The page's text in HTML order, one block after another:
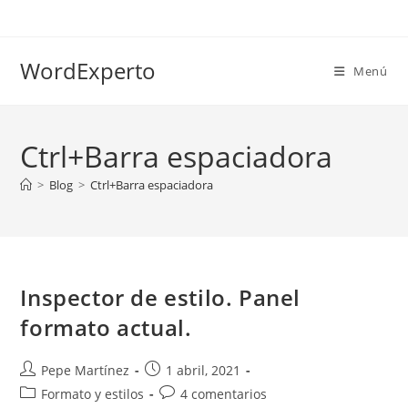
WordExperto Menú
Ctrl+Barra espaciadora
> Blog > Ctrl+Barra espaciadora
Inspector de estilo. Panel
formato actual.
Autor
de
Pepe Martínez
Publicación
de
1 abril, 2021
Categoría
Formato y estilos
Comentarios
4 comentarios